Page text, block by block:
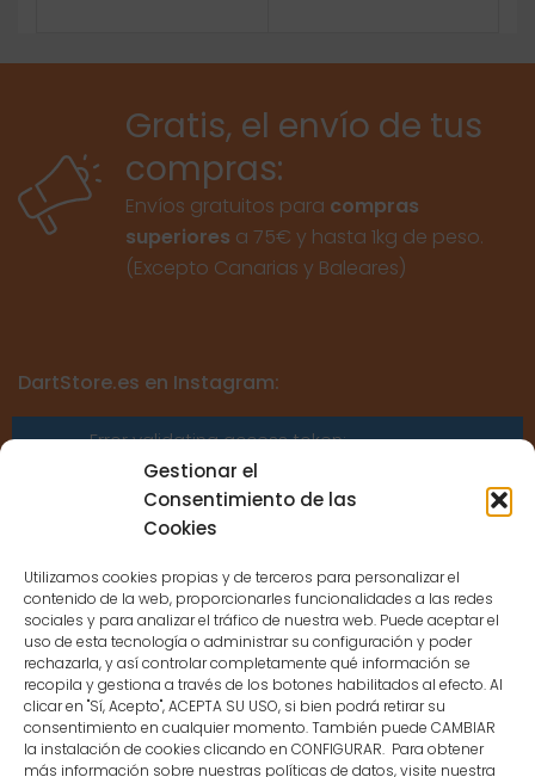
Gestionar el
Consentimiento de las
Cookies
Utilizamos cookies propias y de terceros para personalizar el
contenido de la web, proporcionarles funcionalidades a las redes
sociales y para analizar el tráfico de nuestra web. Puede aceptar el
uso de esta tecnología o administrar su configuración y poder
rechazarla, y así controlar completamente qué información se
recopila y gestiona a través de los botones habilitados al efecto. Al
clicar en "Sí, Acepto", ACEPTA SU USO, si bien podrá retirar su
consentimiento en cualquier momento. También puede CAMBIAR
la instalación de cookies clicando en CONFIGURAR. Para obtener
más información sobre nuestras políticas de datos, visite nuestra
Gratis, el envío de tus
compras:
Envíos gratuitos para compras
superiores a 75€ y hasta 1kg de peso.
(Excepto Canarias y Baleares)
DartStore.es en Instagram:
Error validating access token:
Sessions for the user are not allowed
because the user is not a confirmed
CONTACTO
MENÚ PRINCIPAL